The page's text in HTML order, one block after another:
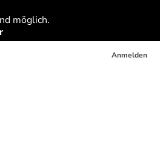
möglich.
Anmelden